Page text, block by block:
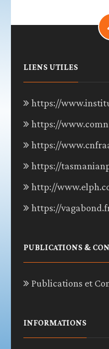
LIENS UTILES
https://
https://
https://
https://
http://
https://
PUBLICATIONS &
Publications et
INFORMATIONS